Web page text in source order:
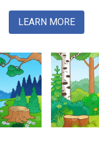
LEARN MORE